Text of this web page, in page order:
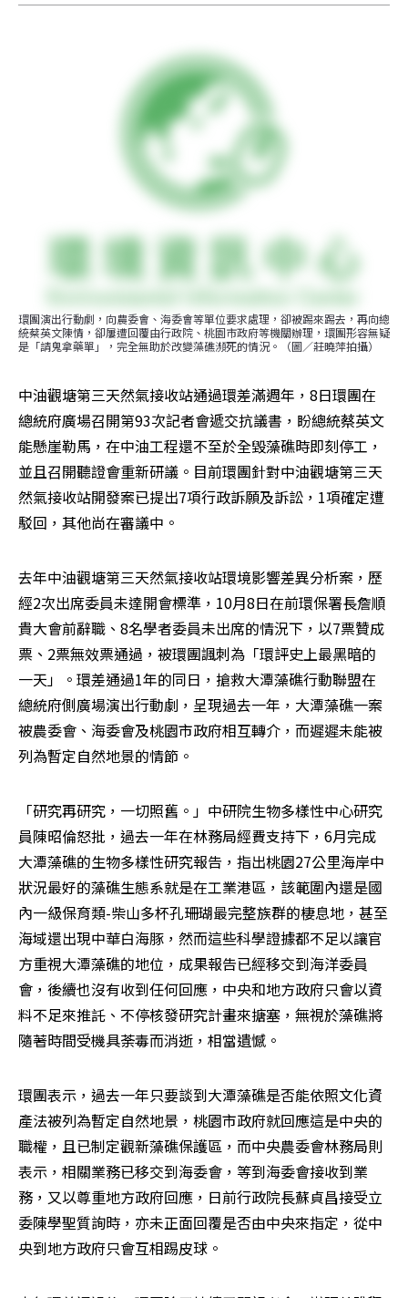
環團演出行動劇，向農委會、海委會等單位要求處理，卻被踢來踢去，再向總
統蔡英文陳情，卻屢遭回覆由行政院、桃園市政府等機關辦理，環團形容無疑
是「請鬼拿藥單」，完全無助於改變藻礁瀕死的情況。（圖／莊曉萍拍攝）
中油觀塘第三天然氣接收站通過環差滿週年，8日環團在
總統府廣場召開第93次記者會遞交抗議書，盼總統蔡英文
能懸崖勒馬，在中油工程還不至於全毀藻礁時即刻停工，
並且召開聽證會重新研議。目前環團針對中油觀塘第三天
然氣接收站開發案已提出7項行政訴願及訴訟，1項確定遭
駁回，其他尚在審議中。
去年中油觀塘第三天然氣接收站環境影響差異分析案，歷
經2次出席委員未達開會標準，10月8日在前環保署長詹順
貴大會前辭職、8名學者委員未出席的情況下，以7票贊成
票、2票無效票通過，被環團諷刺為「環評史上最黑暗的
一天」。環差通過1年的同日，搶救大潭藻礁行動聯盟在
總統府側廣場演出行動劇，呈現過去一年，大潭藻礁一案
被農委會、海委會及桃園市政府相互轉介，而遲遲未能被
列為暫定自然地景的情節。
「研究再研究，一切照舊。」中研院生物多樣性中心研究
員陳昭倫怒批，過去一年在林務局經費支持下，6月完成
大潭藻礁的生物多樣性研究報告，指出桃園27公里海岸中
狀況最好的藻礁生態系就是在工業港區，該範圍內還是國
內一級保育類-柴山多杯孔珊瑚最完整族群的棲息地，甚至
海域還出現中華白海豚，然而這些科學證據都不足以讓官
方重視大潭藻礁的地位，成果報告已經移交到海洋委員
會，後續也沒有收到任何回應，中央和地方政府只會以資
料不足來推託、不停核發研究計畫來搪塞，無視於藻礁將
隨著時間受機具荼毒而消逝，相當遺憾。
環團表示，過去一年只要談到大潭藻礁是否能依照文化資
產法被列為暫定自然地景，桃園市政府就回應這是中央的
職權，且已制定觀新藻礁保護區，而中央農委會林務局則
表示，相關業務已移交到海委會，等到海委會接收到業
務，又以尊重地方政府回應，日前行政院長蘇貞昌接受立
委陳學聖質詢時，亦未正面回覆是否由中央來指定，從中
央到地方政府只會互相踢皮球。